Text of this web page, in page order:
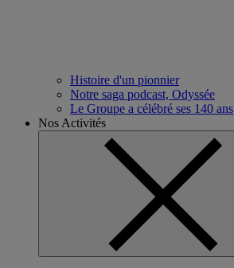
Histoire d'un pionnier
Notre saga podcast, Odyssée
Le Groupe a célébré ses 140 ans
Nos Activités